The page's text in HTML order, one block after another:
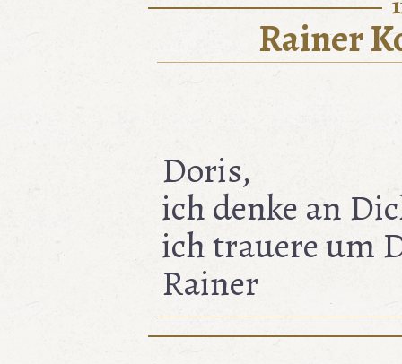
Rainer
Doris,
ich denke an
ich trauere um
Rainer